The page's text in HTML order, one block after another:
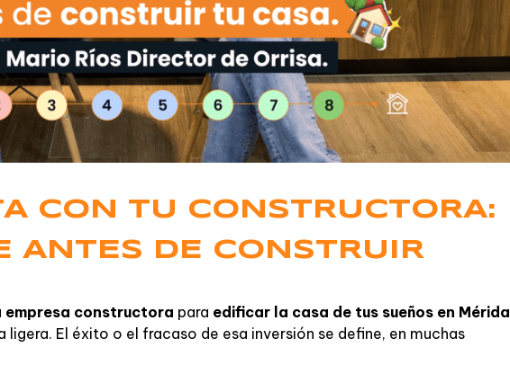
CON TU CONSTRUCTORA:
ANTES DE CONSTRUIR
empresa constructora para edificar la casa de tus sueños en Mérida
ligera. El éxito o el fracaso de esa inversión se define, en muchas